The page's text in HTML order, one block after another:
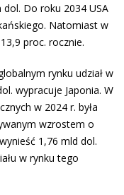
Do roku 2034 USA
Natomiast w
proc. rocznie.
rynku udział w
wypracuje Japonia. W
w 2024 r. była
wzrostem o
1,76 mld dol.
w rynku tego